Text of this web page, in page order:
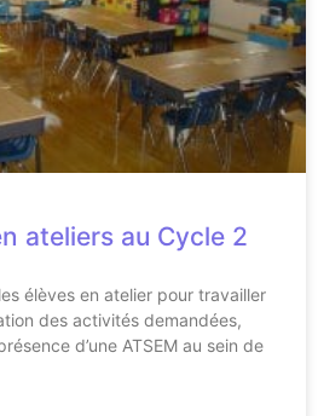
ateliers au Cycle 2
élèves en atelier pour travailler
des activités demandées,
d’une ATSEM au sein de